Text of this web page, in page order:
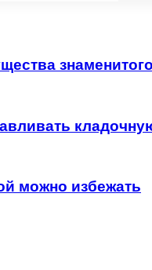
можно избежать